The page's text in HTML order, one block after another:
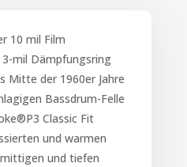
10 mil Film
mil Dämpfungsring
Mitte der 1960er Jahre
Bassdrum-Felle
Classic Fit
und warmen
und tiefen